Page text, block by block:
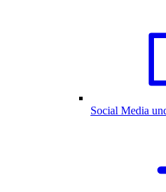
Social Media